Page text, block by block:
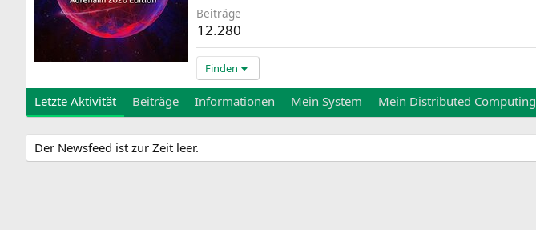
Beiträge
12.280
Finden
Letzte Aktivität Beiträge Informationen Mein System Mein Distributed Computing
Der Newsfeed ist zur Zeit leer.